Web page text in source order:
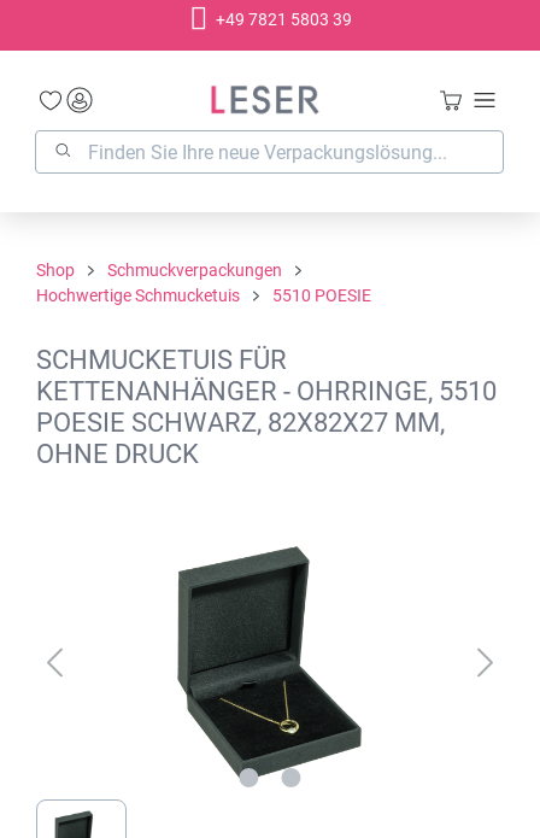
+49 7821 5803 39
Shop
Schmuckverpackungen
Hochwertige Schmucketuis
5510 POESIE
SCHMUCKETUIS FÜR
KETTENANHÄNGER - OHRRINGE, 5510
POESIE SCHWARZ, 82X82X27 MM,
OHNE DRUCK